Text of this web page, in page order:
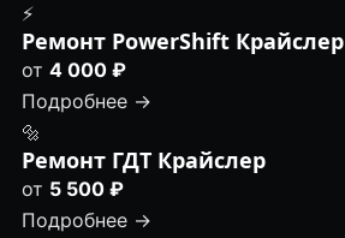
⚡
Ремонт PowerShift Крайслер
от 4 000 ₽
Подробнее →
🔩
Ремонт ГДТ Крайслер
от 5 500 ₽
Подробнее →